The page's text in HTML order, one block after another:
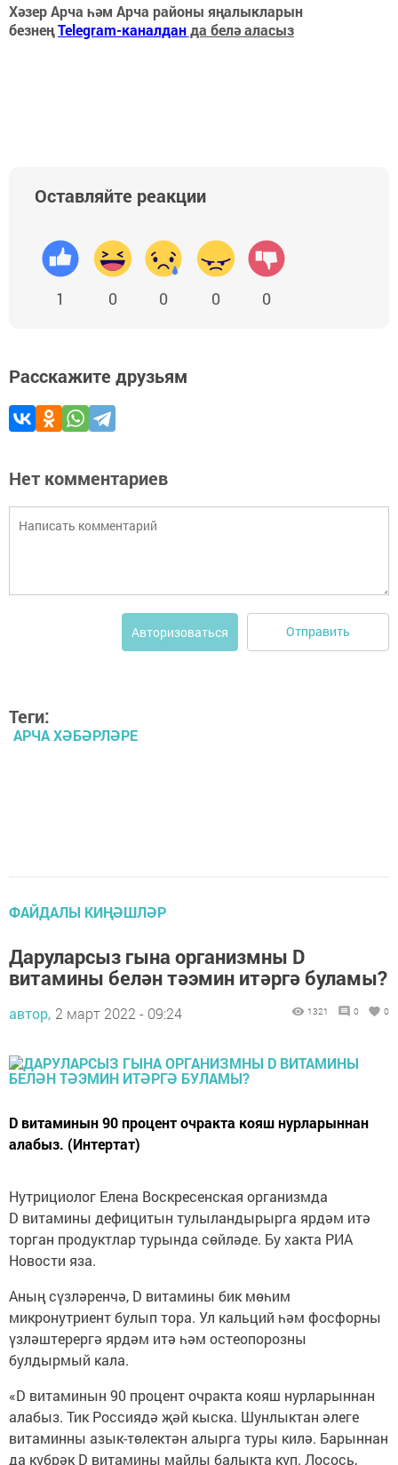
Хәзер Арча һәм Арча районы яңалыкларын
безнеңTelegram-каналданда белә аласыз
Оставляйте реакции
1 0 0 0 0
Расскажите друзьям
Нет комментариев
Авторизоваться Отправить
Теги:
АРЧА ХӘБӘРЛӘРЕ
ФАЙДАЛЫ КИҢӘШЛӘР
Даруларсыз гына организмны D
витамины белән тәэмин итәргә буламы?
автор, 2 март 2022 - 09:24 1321 0 0
D витаминын 90 процент очракта кояш нурларыннан
алабыз. (Интертат)
Нутрициолог Елена Воскресенская организмда
D витамины дефицитын тулыландырырга ярдәм итә
торган продуктлар турында сөйләде. Бу хакта РИА
Новости яза.
Аның сүзләренчә, D витамины бик мөһим
микронутриент булып тора. Ул кальций һәм фосфорны
үзләштерергә ярдәм итә һәм остеопорозны
булдырмый кала.
«D витаминын 90 процент очракта кояш нурларыннан
алабыз. Тик Россиядә җәй кыска. Шунлыктан әлеге
витаминны азык-төлектән алырга туры килә. Барыннан
да күбрәк D витамины майлы балыкта күп. Лосось,